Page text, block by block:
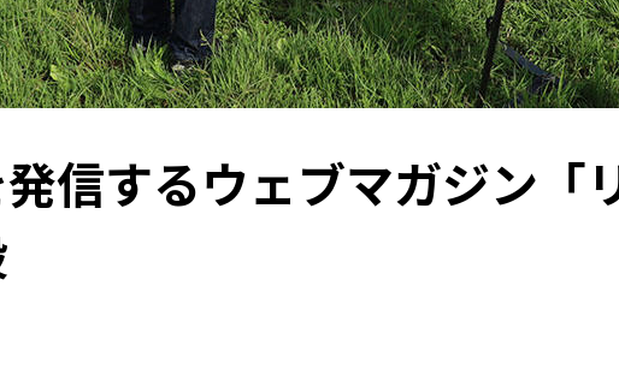
連携協定 食 薬学 環境科学 esse-
信するウェブマガジン「